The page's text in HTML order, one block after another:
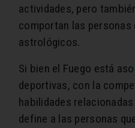
actividades, pero
comportan las
astrológicos.
Si bien el Fuego está
deportivas, con la
habilidades
define a las personas